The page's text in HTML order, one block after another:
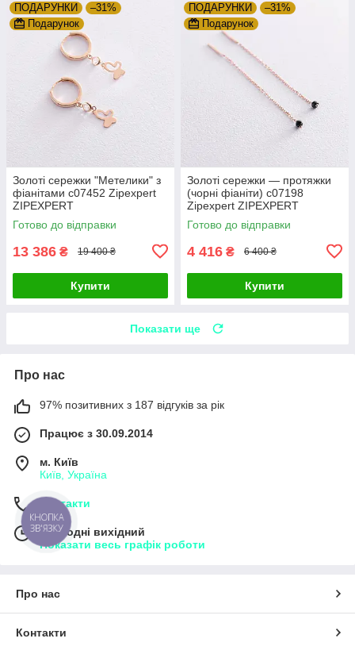
ПОДАРУНКИ
–31%
Подарунок
Золоті сережки "Метелики" з
фіанітами с07452 Zipexpert
ZIPEXPERT
Готово до відправки
13 386 ₴ 19 400 ₴
Купити
ПОДАРУНКИ
–31%
Подарунок
Золоті сережки — протяжки
(чорні фіаніти) с07198
Zipexpert ZIPEXPERT
Готово до відправки
4 416 ₴ 6 400 ₴
Купити
Показати ще
Про нас
97% позитивних з 187 відгуків за рік
Працює з 30.09.2014
м. Київ
Київ, Україна
Контакти
Сьогодні вихідний
Показати весь графік роботи
Про нас
Контакти
КНОПКА
ЗВ'ЯЗКУ